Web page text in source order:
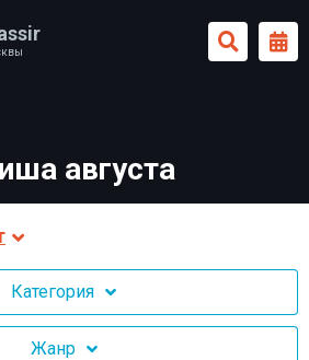
августа
Категория
Жанр